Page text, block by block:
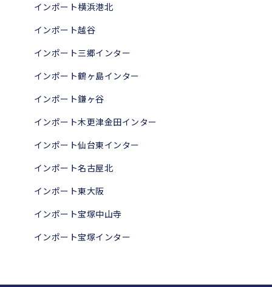
インポート横浜港北
インポート越谷
インポート三郷インター
インポート鶴ヶ島インター
インポート鎌ヶ谷
インポート木更津金田インター
インポート仙台東インター
インポート名古屋北
インポート東大阪
インポート宝塚中山寺
インポート宝塚インター